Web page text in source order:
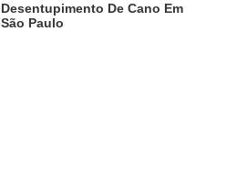
Desentupimento De Cano Em
São Paulo